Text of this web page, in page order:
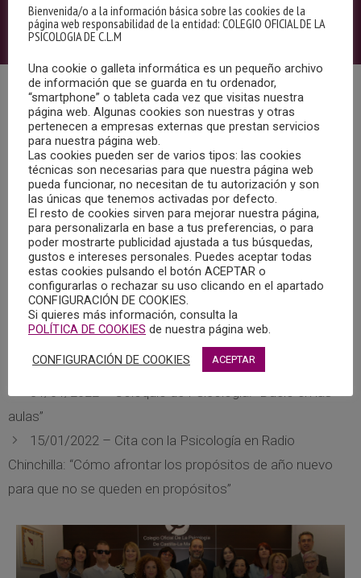
Arrancamos el nuevo año como toda la humanidad: con
buenos deseos y nuevos propósitos.
En realidad, cualquier fecha es buena para plantearse
nuevos retos. Conseguirlo ya es otro tema.
Primer programa del año en Paseo por tu Mente con
Leticia Montoya Piris, psicóloga deportiva del equipo de
Rocío Pomares, además de campeona de España en
varias disciplinas de deportes de invierno.
Reproductor
audio
00:00
Ir a descargar
31/01/2022 – Coloquio de Psicología: “Duelo en las
aulas”
15/01/2022 – Cita con la Psicología en Radio
Chinchilla: “Cómo afrontar los propósitos de año nuevo
para que no se queden en propósitos”
Bienvenida/o a la información básica sobre las cookies de la
página web responsabilidad de la entidad: COLEGIO OFICIAL DE LA
PSICOLOGIA DE C.L.M
Una cookie o galleta informática es un pequeño archivo
de información que se guarda en tu ordenador,
“smartphone” o tableta cada vez que visitas nuestra
página web. Algunas cookies son nuestras y otras
pertenecen a empresas externas que prestan servicios
para nuestra página web.
Las cookies pueden ser de varios tipos: las cookies
técnicas son necesarias para que nuestra página web
pueda funcionar, no necesitan de tu autorización y son
las únicas que tenemos activadas por defecto.
El resto de cookies sirven para mejorar nuestra página,
para personalizarla en base a tus preferencias, o para
poder mostrarte publicidad ajustada a tus búsquedas,
gustos e intereses personales. Puedes aceptar todas
estas cookies pulsando el botón ACEPTAR o
configurarlas o rechazar su uso clicando en el apartado
CONFIGURACIÓN DE COOKIES.
Si quieres más información, consulta la
POLÍTICA DE COOKIES de nuestra página web.
CONFIGURACIÓN DE COOKIES ACEPTAR